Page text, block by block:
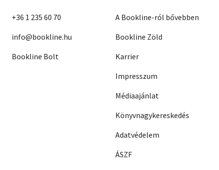
+36 1 235 60 70
info@bookline.hu
Bookline Bolt
A Bookline-ról bővebben
Bookline Zöld
Karrier
Impresszum
Médiaajánlat
Könyvnagykereskedés
Adatvédelem
ÁSZF